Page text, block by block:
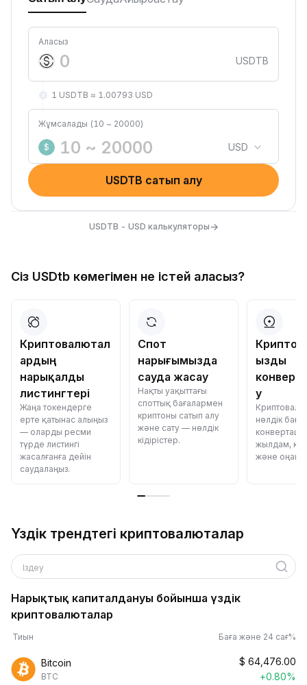
Аласыз
USDTB
1 USDTB ≈ 1.00793 USD
Жұмсалады (10 ~ 20000)
$ USD
USDTB сатып алу
USDTB - USD калькуляторы→
Сіз USDtb көмегімен не істей аласыз?
Криптовалютал
ардың
нарықалды
листингтері
Жаңа токендерге
ерте қатынас алыңыз
— оларды ресми
түрде листингі
жасалғанға дейін
саудалаңыз.
Спот
нарығымызда
сауда жасау
Нақты уақыттағы
споттық бағалармен
криптоны сатып алу
және сату — нөлдік
кідірістер.
ызды
у
нөлдік
жылдам,
және оңай.
Үздік трендтегі криптовалюталар
Іздеу
Нарықтық капиталдануы бойынша үздік
криптовалюталар
Тиын Баға және 24 сағ%
Bitcoin
BTC
$ 64,476.00
+0.80%